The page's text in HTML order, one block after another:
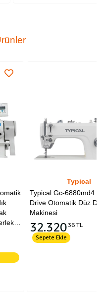
Gc-6880md4 Direct
Otomatik Düz Dikiş
36 TL
Sepete Ekle